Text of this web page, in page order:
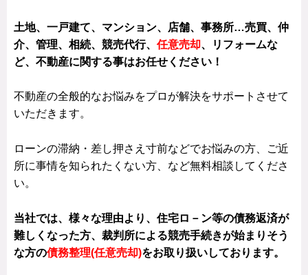
土地、一戸建て、マンション、店舗、事務所…売買、仲
介、管理、 相続、競売代行、 任意売却、リフォームな
ど、不動産に関する事はお任せください！
不動産の全般的なお悩みをプロが解決をサポートさせて
いただきます。
ローンの滞納・差し押さえ寸前などでお悩みの方、ご近
所に事情を知られたくない方、など無料相談してくださ
い。
当社では、様々な理由より、住宅ロ－ン等の債務返済が
難しくなった方、裁判所による競売手続きが始まりそう
な方の債務整理(任意売却)をお取り扱いしております。